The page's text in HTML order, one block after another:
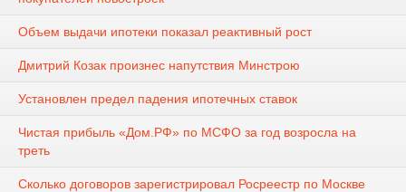
Объем выдачи ипотеки показал реактивный рост
Дмитрий Козак произнес напутствия Минстрою
Установлен предел падения ипотечных ставок
Чистая прибыль «Дом.РФ» по МСФО за год возросла на
треть
Сколько договоров зарегистрировал Росреестр по Москве